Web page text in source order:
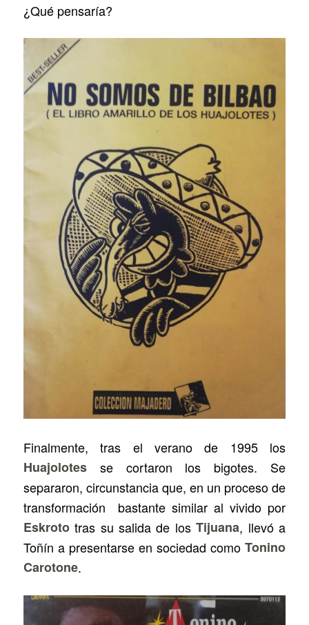
¿Qué pensaría?
Finalmente, tras el verano de 1995 los
Huajolotesse cortaron los bigotes. Se
separaron, circunstancia que, en un proceso de
transformación bastante similar al vivido por
Eskrototras su salida de losTijuana, llevó a
Toñín a presentarse en sociedad comoTonino
Carotone.